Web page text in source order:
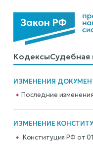
КодексыСудебная
Калькуляторы
ИЗМЕНЕНИЯ
Последние
ИЗМЕНЕНИЕ
Конституция РФ от